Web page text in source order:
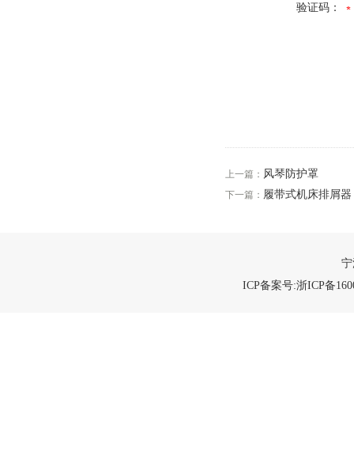
验证码：
上一篇： 风琴防护罩
下一篇： 履带式机床排屑器
ICP备案号:浙ICP备